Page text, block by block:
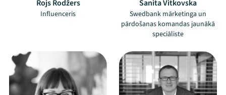
Rojs Rodžers
Influenceris
Sanita Vitkovska
Swedbank mārketinga un
pārdošanas komandas jaunākā
speciāliste